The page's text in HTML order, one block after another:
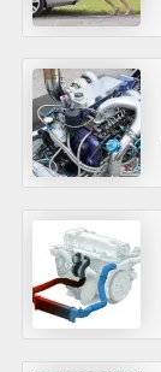
A
u
t
o
m
v
e
i